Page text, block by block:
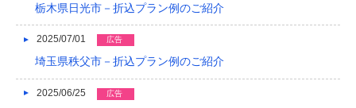
2016/09
2016/08
2016/07
2016/06
栃木県日光市－折込プラン例のご紹介
2025/07/01 広告
埼玉県秩父市－折込プラン例のご紹介
2025/06/25 広告